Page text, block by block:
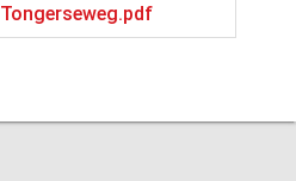
Tongerseweg.pdf